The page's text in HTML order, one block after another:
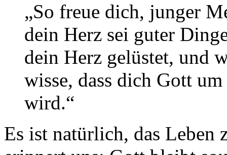
„So freue dich, junger
dein Herz sei guter
dein Herz gelüstet, und
wisse, dass dich Gott
wird.“
Es ist natürlich, das Leben